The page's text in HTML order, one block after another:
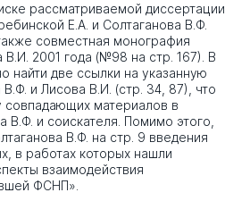
рассматриваемой диссертации
Е.А. и Солтаганова В.Ф.
совместная монография
В.И. 2001 года (№98 на стр. 167). В
найти две ссылки на указанную
и Лисова В.И. (стр. 34, 87), что
совпадающих материалов в
В.Ф. и соискателя. Помимо этого,
В.Ф. на стр. 9 введения
в работах которых нашли
взаимодействия
ФСНП».